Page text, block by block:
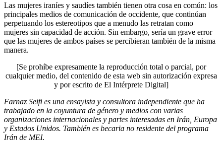
Las mujeres iraníes y saudíes también tienen otra cosa en común: los
principales medios de comunicación de occidente, que continúan
perpetuando los estereotipos que a menudo las retratan como
mujeres sin capacidad de acción. Sin embargo, sería un grave error
que las mujeres de ambos países se percibieran también de la misma
manera.
[Se prohíbe expresamente la reproducción total o parcial, por
cualquier medio, del contenido de esta web sin autorización expresa
y por escrito de El Intérprete Digital]
Farnaz Seifi es una ensayista y consultora independiente que ha
trabajado en la coyuntura de género y medios con varias
organizaciones internacionales y partes interesadas en Irán, Europa
y Estados Unidos. También es becaria no residente del programa
Irán de MEI.